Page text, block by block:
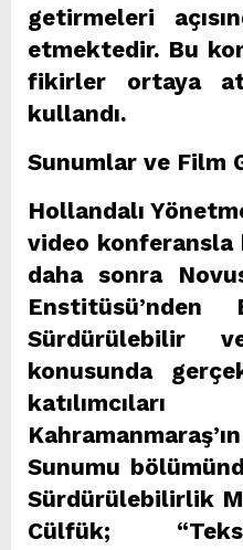
getirmeleri
etmektedir. Bu
fikirler ortaya
kullandı.
Sunumlar ve Film
Hollandalı
video konferansla
daha sonra
Sürdürülebilir
konusunda
Sunumu
Sürdürülebilirlik
Cülfük;